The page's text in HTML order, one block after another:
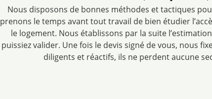
Nous disposons de bonnes méthodes et tactiques
prenons le temps avant tout travail de bien étudier
le logement. Nous établissons par la suite
puissiez valider. Une fois le devis signé de vous, nous
diligents et réactifs, ils ne perdent aucune